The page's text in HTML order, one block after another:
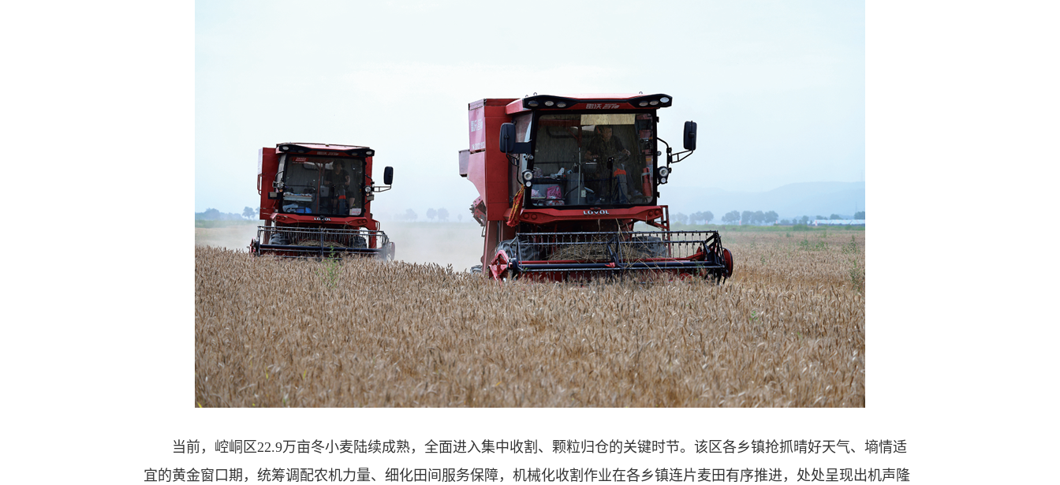
当前，崆峒区22.9万亩冬小麦陆续成熟，全面进入集中收割、颗粒归仓的关键时节。该区各乡镇抢抓晴好天气、墒情适
宜的黄金窗口期，统筹调配农机力量、细化田间服务保障，机械化收割作业在各乡镇连片麦田有序推进，处处呈现出机声隆